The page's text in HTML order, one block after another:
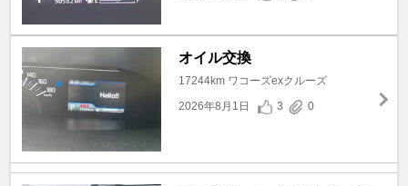
オイル交換
17244km ワコーズexクルーズ
2026年8月1日
3 0